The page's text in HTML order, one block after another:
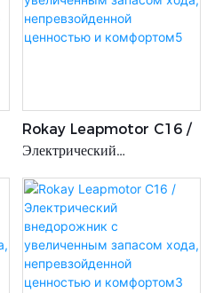
Седан С Непревзойденной
Ценностью
Rokay Leapmotor C16 /
Электрический
Увеличенным Запасом Хода,
Непревзойденной
Ценностью И Комфортом5